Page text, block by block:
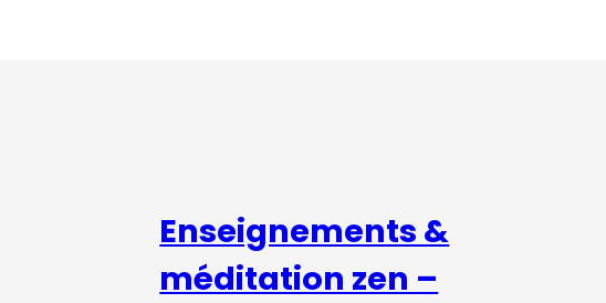
Enseignements &
méditation zen –